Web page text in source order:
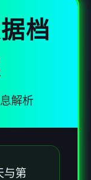
档
解析
与第